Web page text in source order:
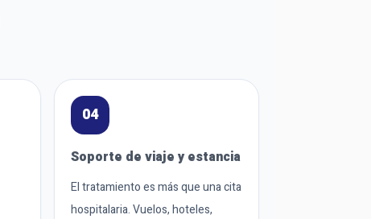
04
Soporte de viaje y estancia
El tratamiento es más que una cita
hospitalaria. Vuelos, hoteles,